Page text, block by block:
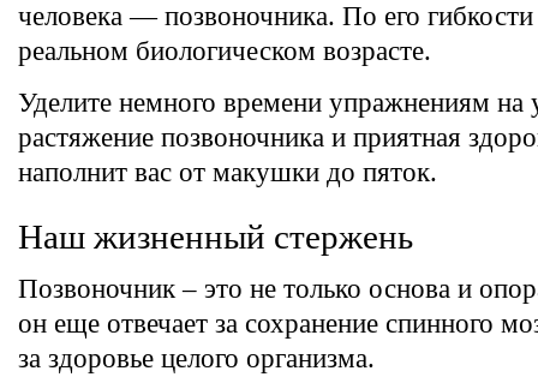
человека — позвоночника. По его гибкости
реальном биологическом возрасте.
Уделите немного времени упражнениям на
растяжение позвоночника и приятная
наполнит вас от макушки до пяток.
Наш жизненный стержень
Позвоночник – это не только основа и
он еще отвечает за сохранение спинного
за здоровье целого организма.